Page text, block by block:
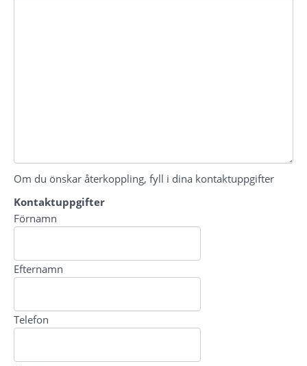
Om du önskar återkoppling, fyll i dina kontaktuppgifter
Kontaktuppgifter
Kontaktuppgifter
Förnamn
Efternamn
Telefon